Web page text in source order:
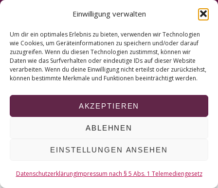
Einwilligung verwalten
Um dir ein optimales Erlebnis zu bieten, verwenden wir Technologien
wie Cookies, um Geräteinformationen zu speichern und/oder darauf
zuzugreifen. Wenn du diesen Technologien zustimmst, können wir
Daten wie das Surfverhalten oder eindeutige IDs auf dieser Website
verarbeiten. Wenn du deine Einwilligung nicht erteilst oder zurückziehst,
können bestimmte Merkmale und Funktionen beeinträchtigt werden.
AKZEPTIEREN
ABLEHNEN
EINSTELLUNGEN ANSEHEN
DatenschutzerklärungImpressum nach § 5 Abs. 1 Telemediengesetz
NACH OBEN